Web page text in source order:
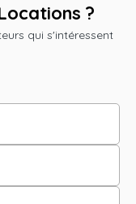
?
qui s'intéressent